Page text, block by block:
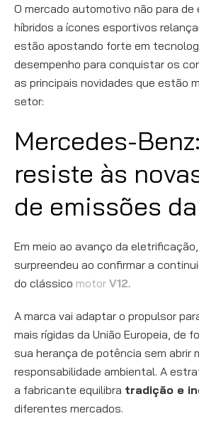
O mercado automotivo não para de
híbridos a ícones esportivos
estão apostando forte em
desempenho para conquistar os
as principais novidades que estão
setor:
Mercedes-
resiste às
de emissões
Em meio ao avanço da
surpreendeu ao confirmar a
do clássico motor V12.
A marca vai adaptar o propulsor
mais rígidas da União Europeia, de
sua herança de potência sem abrir
responsabilidade ambiental. A
a fabricante equilibra tradição e
diferentes mercados.